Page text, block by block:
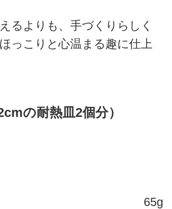
るよりも、手づくりらしく
っこりと心温まる趣に仕上
の耐熱皿2個分）
65g